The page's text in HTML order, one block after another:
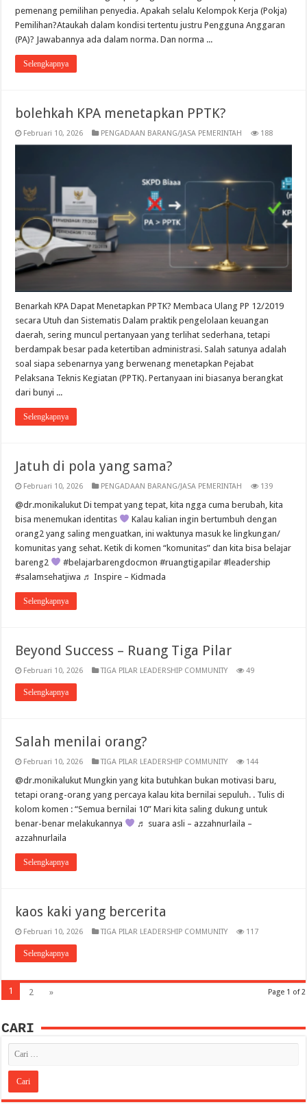
pemenang pemilihan penyedia. Apakah selalu Kelompok Kerja (Pokja)
Pemilihan?Ataukah dalam kondisi tertentu justru Pengguna Anggaran
(PA)? Jawabannya ada dalam norma. Dan norma ...
Selengkapnya
bolehkah KPA menetapkan PPTK?
Februari 10, 2026 PENGADAAN BARANG/JASA PEMERINTAH 188
Benarkah KPA Dapat Menetapkan PPTK? Membaca Ulang PP 12/2019
secara Utuh dan Sistematis Dalam praktik pengelolaan keuangan
daerah, sering muncul pertanyaan yang terlihat sederhana, tetapi
berdampak besar pada ketertiban administrasi. Salah satunya adalah
soal siapa sebenarnya yang berwenang menetapkan Pejabat
Pelaksana Teknis Kegiatan (PPTK). Pertanyaan ini biasanya berangkat
dari bunyi ...
Selengkapnya
Jatuh di pola yang sama?
Februari 10, 2026 PENGADAAN BARANG/JASA PEMERINTAH 139
@dr.monikalukut Di tempat yang tepat, kita ngga cuma berubah, kita
bisa menemukan identitas
Kalau kalian ingin bertumbuh dengan
orang2 yang saling menguatkan, ini waktunya masuk ke lingkungan/
komunitas yang sehat. Ketik di komen “komunitas” dan kita bisa belajar
bareng2
#belajarbarengdocmon #ruangtigapilar #leadership
#salamsehatjiwa ♬ Inspire – Kidmada
Selengkapnya
Beyond Success – Ruang Tiga Pilar
Februari 10, 2026 TIGA PILAR LEADERSHIP COMMUNITY 49
Selengkapnya
Salah menilai orang?
Februari 10, 2026 TIGA PILAR LEADERSHIP COMMUNITY 144
@dr.monikalukut Mungkin yang kita butuhkan bukan motivasi baru,
tetapi orang-orang yang percaya kalau kita bernilai sepuluh. . Tulis di
kolom komen : “Semua bernilai 10” Mari kita saling dukung untuk
benar-benar melakukannya
♬ suara asli – azzahnurlaila –
azzahnurlaila
Selengkapnya
kaos kaki yang bercerita
Februari 10, 2026 TIGA PILAR LEADERSHIP COMMUNITY 117
Selengkapnya
Page 1 of 2
1 2 »
CARI